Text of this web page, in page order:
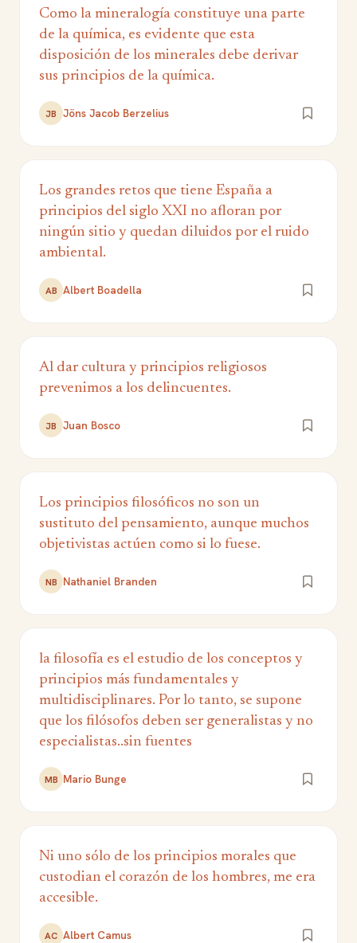
Como la mineralogía constituye una parte
de la química, es evidente que esta
disposición de los minerales debe derivar
sus principios de la química.
JB Jöns Jacob Berzelius
Los grandes retos que tiene España a
principios del siglo XXI no afloran por
ningún sitio y quedan diluidos por el ruido
ambiental.
AB Albert Boadella
Al dar cultura y principios religiosos
prevenimos a los delincuentes.
JB Juan Bosco
Los principios filosóficos no son un
sustituto del pensamiento, aunque muchos
objetivistas actúen como si lo fuese.
NB Nathaniel Branden
la filosofía es el estudio de los conceptos y
principios más fundamentales y
multidisciplinares. Por lo tanto, se supone
que los filósofos deben ser generalistas y no
especialistas..sin fuentes
MB Mario Bunge
Ni uno sólo de los principios morales que
custodian el corazón de los hombres, me era
accesible.
AC Albert Camus